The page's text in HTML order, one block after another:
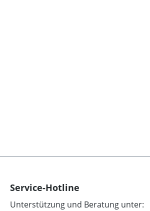
Service-Hotline
Unterstützung und Beratung unter: